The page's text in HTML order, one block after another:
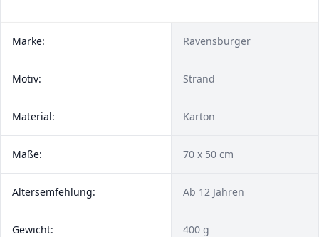
Marke: Ravensburger
Motiv: Strand
Material: Karton
Maße: 70 x 50 cm
Altersemfehlung: Ab 12 Jahren
Gewicht: 400 g